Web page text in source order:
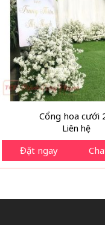
Cổng hoa cưới
Liên hệ
Đặt ngay